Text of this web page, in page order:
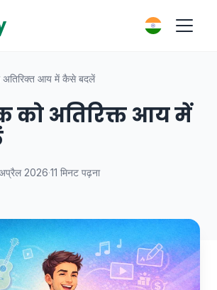
अतिरिक्त आय में कैसे बदलें
को अतिरिक्त आय में
2026·11 मिनट पढ़ना